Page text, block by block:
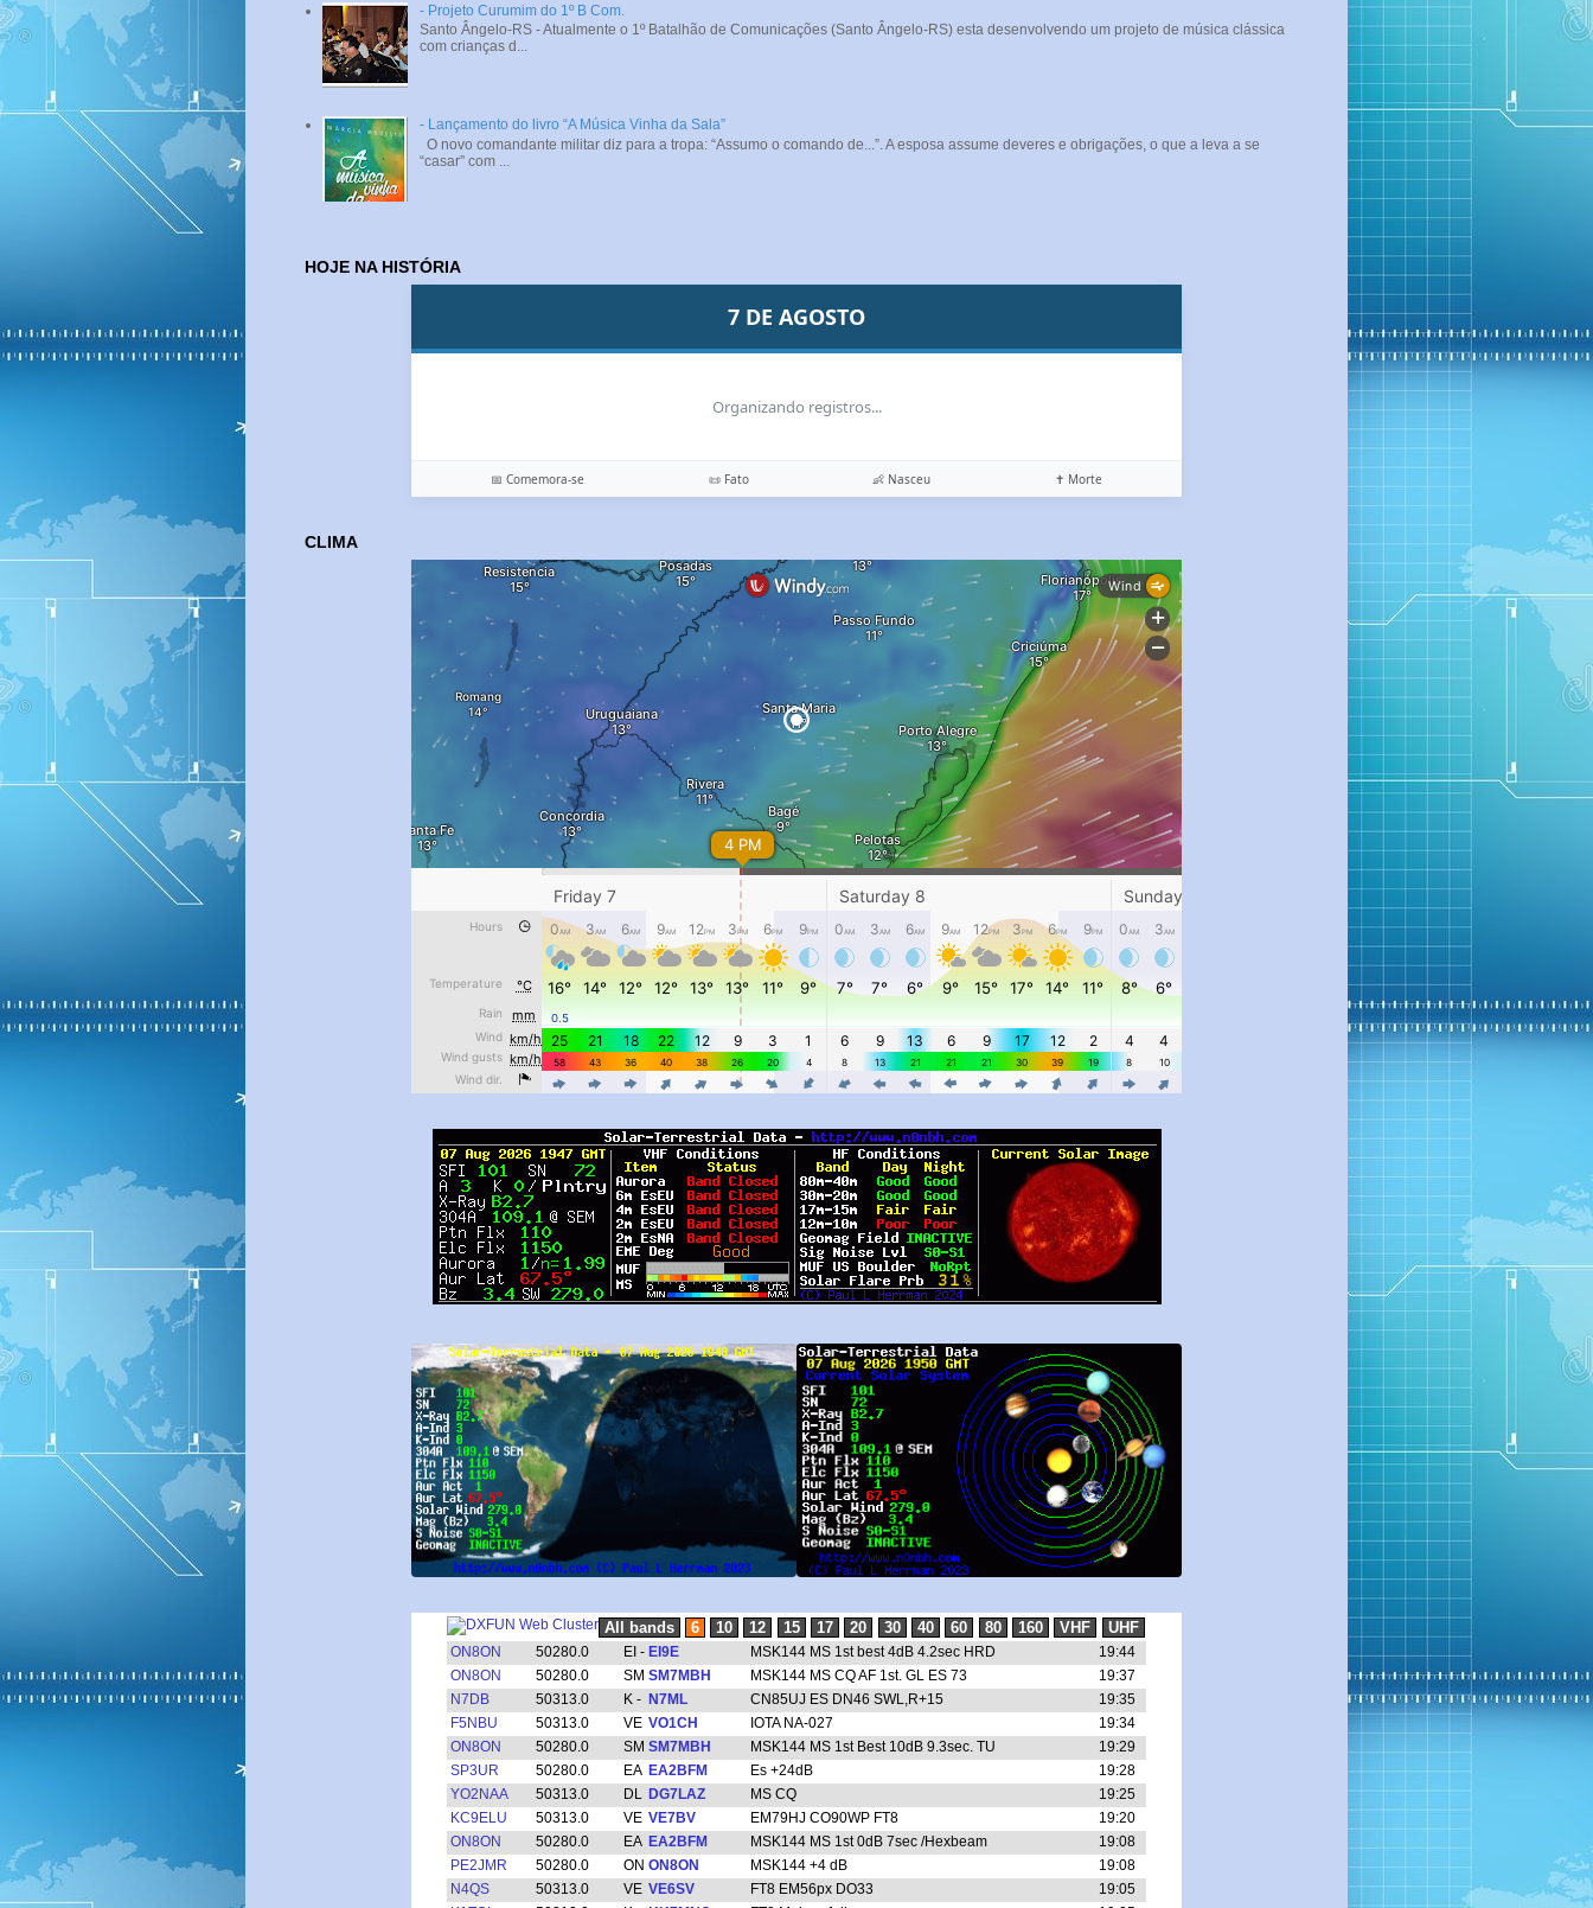
- Projeto Curumim do 1º B Com.
Santo Ângelo-RS - Atualmente o 1º Batalhão de Comunicações (Santo Ângelo-RS) esta desenvolvendo um projeto de música clássica
com crianças d...
- Lançamento do livro “A Música Vinha da Sala”
O novo comandante militar diz para a tropa: “Assumo o comando de...”. A esposa assume deveres e obrigações, o que a leva a se
“casar” com ...
HOJE NA HISTÓRIA
7 DE AGOSTO
Organizando registros...
📅 Comemora-se 📜 Fato 👶 Nasceu ✝️ Morte
CLIMA